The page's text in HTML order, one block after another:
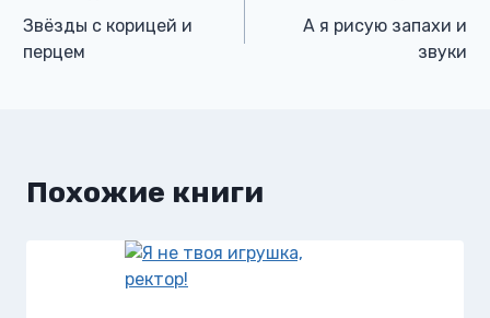
по
Звёзды с корицей и
перцем
А я рисую запахи и
звуки
Похожие книги